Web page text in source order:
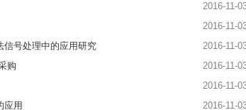
2016-11-
2016-11-
2016-11-
信号处理中的应用研究
2016-11-
购
2016-11-
2016-11-
应用